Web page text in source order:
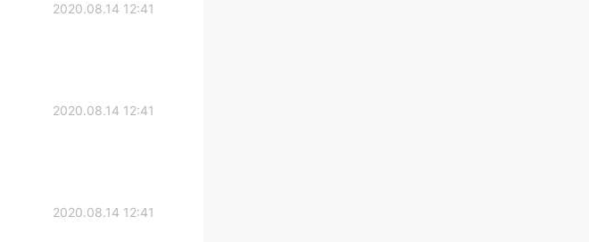
2020.08.14 12:41
2020.08.14 12:41
2020.08.14 12:41